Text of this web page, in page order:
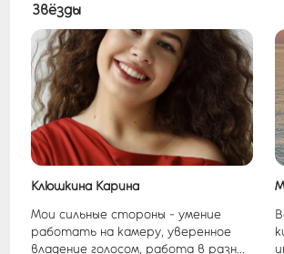
Звёзды
Клюшкина Карина
Мои сильные стороны - умение
работать на камеру, уверенное
владение голосом, работа в разн...